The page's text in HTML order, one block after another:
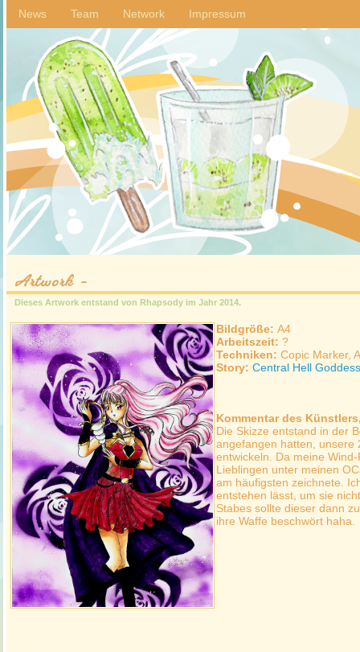
News Team Network Impressum
Artwork -
Dieses Artwork entstand von Rhapsody im Jahr 2014.
Bildgröße: A4
Arbeitszeit: ?
Techniken: Copic Marker,
Story: Central Hell Goddess
Kommentar des
Die Skizze entstand in der
angefangen hatten, unsere
entwickeln. Da meine
Lieblingen unter meinen
am häufigsten zeichnete.
entstehen lässt, um sie
Stabes sollte dieser dann
ihre Waffe beschwört haha.